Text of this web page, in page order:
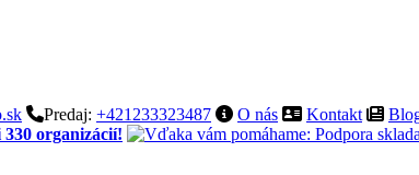
Predaj: +421233323487 O nás Kontakt
organizácií!